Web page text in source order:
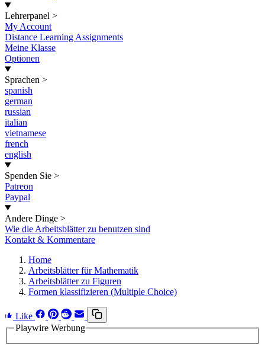
Lehrerpanel >
My Account
Distance Learning Assignments
Meine Klasse
Optionen
Sprachen >
spanish
german
russian
italian
vietnamese
french
english
Spenden Sie >
Patreon
Paypal
Andere Dinge >
Wie die Arbeitsblätter zu benutzen sind
Kontakt & Kommentare
Home
Arbeitsblätter für Mathematik
Arbeitsblätter zu Figuren
Formen klassifizieren (Multiple Choice)
Like
Playwire Werbung